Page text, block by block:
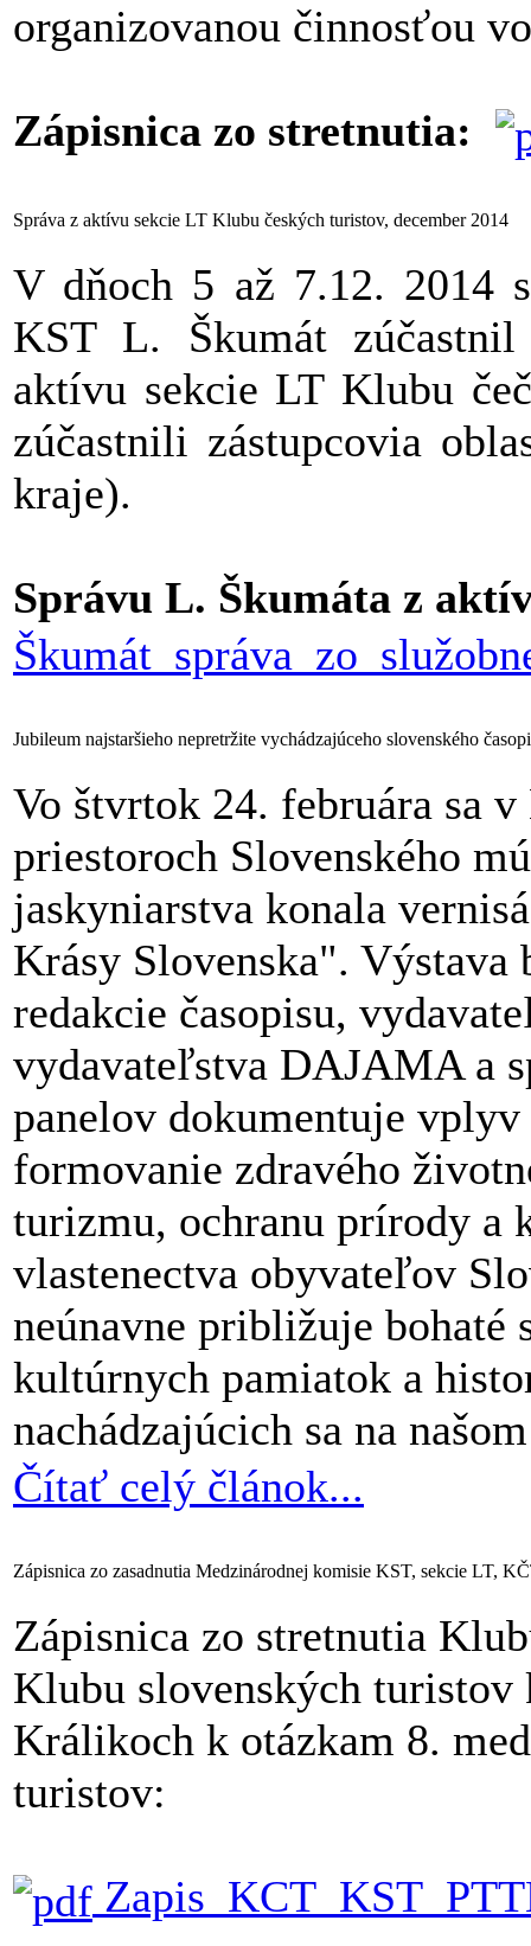
organizovanou činnosťou
Zápisnica zo stretnutia:
Správa z aktívu sekcie LT Klubu českých turistov, december 2014
V dňoch 5 až 7.12. 2014
KST L. Škumát zúčastnil
aktívu sekcie LT Klubu
zúčastnili zástupcovia
kraje).
Správu L. Škumáta z
Jubileum najstaršieho nepretržite vychádzajúceho slovenského
Vo štvrtok 24. februára sa
priestoroch Slovenského
jaskyniarstva konala
Krásy Slovenska". Výstava
redakcie časopisu,
vydavateľstva DAJAMA a
panelov dokumentuje
formovanie zdravého
turizmu, ochranu prírody a
vlastenectva obyvateľov
neúnavne približuje bohaté
kultúrnych pamiatok a
nachádzajúcich sa na
Čítať celý článok...
Zápisnica zo zasadnutia Medzinárodnej komisie KST, sekcie LT,
Zápisnica zo stretnutia
Klubu slovenských turistov
Králikoch k otázkam 8.
turistov: